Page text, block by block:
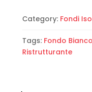
Coprente
Level”
Tecnorivest
Category: Fondi
Tags: Fondo Bianco
Ristrutturante